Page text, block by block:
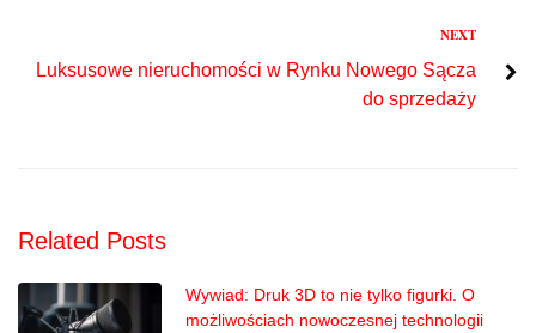
NEXT
Luksusowe nieruchomości w Rynku Nowego Sącza
do sprzedaży
Related Posts
Wywiad: Druk 3D to nie tylko figurki. O
możliwościach nowoczesnej technologii